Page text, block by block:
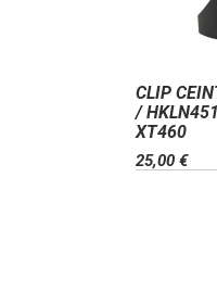
CLIP
/
XT460
25,00 €